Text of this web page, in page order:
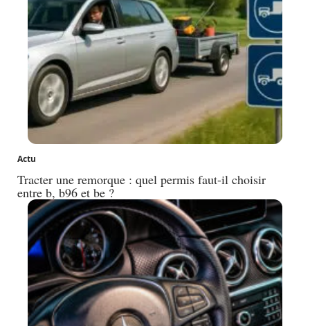
Actu
Tracter une remorque : quel permis faut-il choisir
entre b, b96 et be ?